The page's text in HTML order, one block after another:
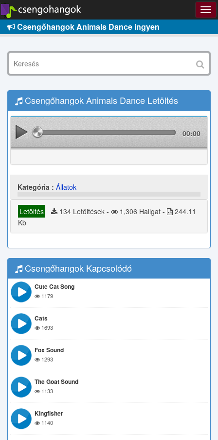
Csengőhangok Animals Dance ingyen
Csengőhangok Animals Dance Letöltés
00:00
Kategória : Állatok
Letöltés 134 Letöltések - 1,306 Hallgat -
244.11
Kb
Csengőhangok Kapcsolódó
Cute Cat Song
1179
Cats
1693
Fox Sound
1293
The Goat Sound
1133
Kingfisher
1140